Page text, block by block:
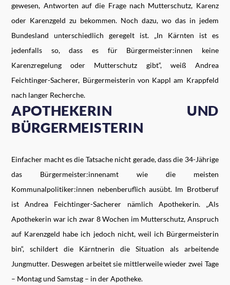
gewesen, Antworten auf die Frage nach Mutterschutz, Karenz
oder Karenzgeld zu bekommen. Noch dazu, wo das in jedem
Bundesland unterschiedlich geregelt ist. „In Kärnten ist es
jedenfalls so, dass es für Bürgermeister:innen keine
Karenzregelung oder Mutterschutz gibt“, weiß Andrea
Feichtinger-Sacherer, Bürgermeisterin von Kappl am Krappfeld
nach langer Recherche.
APOTHEKERIN UND
BÜRGERMEISTERIN
Einfacher macht es die Tatsache nicht gerade, dass die 34-Jährige
das Bürgermeister:innenamt wie die meisten
Kommunalpolitiker:innen nebenberuflich ausübt. Im Brotberuf
ist Andrea Feichtinger-Sacherer nämlich Apothekerin. „Als
Apothekerin war ich zwar 8 Wochen im Mutterschutz, Anspruch
auf Karenzgeld habe ich jedoch nicht, weil ich Bürgermeisterin
bin“, schildert die Kärntnerin die Situation als arbeitende
Jungmutter. Deswegen arbeitet sie mittlerweile wieder zwei Tage
– Montag und Samstag – in der Apotheke.